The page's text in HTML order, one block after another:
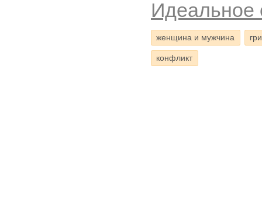
Идеальное
женщина и мужчина
конфликт